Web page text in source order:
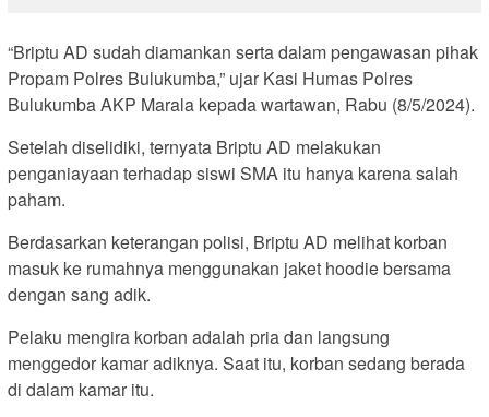
“Briptu AD sudah diamankan serta dalam pengawasan pihak
Propam Polres Bulukumba,” ujar Kasi Humas Polres
Bulukumba AKP Marala kepada wartawan, Rabu (8/5/2024).
Setelah diselidiki, ternyata Briptu AD melakukan
penganiayaan terhadap siswi SMA itu hanya karena salah
paham.
Berdasarkan keterangan polisi, Briptu AD melihat korban
masuk ke rumahnya menggunakan jaket hoodie bersama
dengan sang adik.
Pelaku mengira korban adalah pria dan langsung
menggedor kamar adiknya. Saat itu, korban sedang berada
di dalam kamar itu.